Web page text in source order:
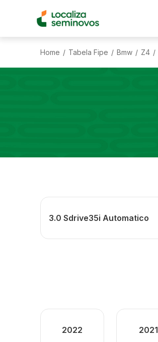
Home / Tabela Fipe / Bmw / Z4 /
3.0 Sdrive35i Automatico
2022 2021